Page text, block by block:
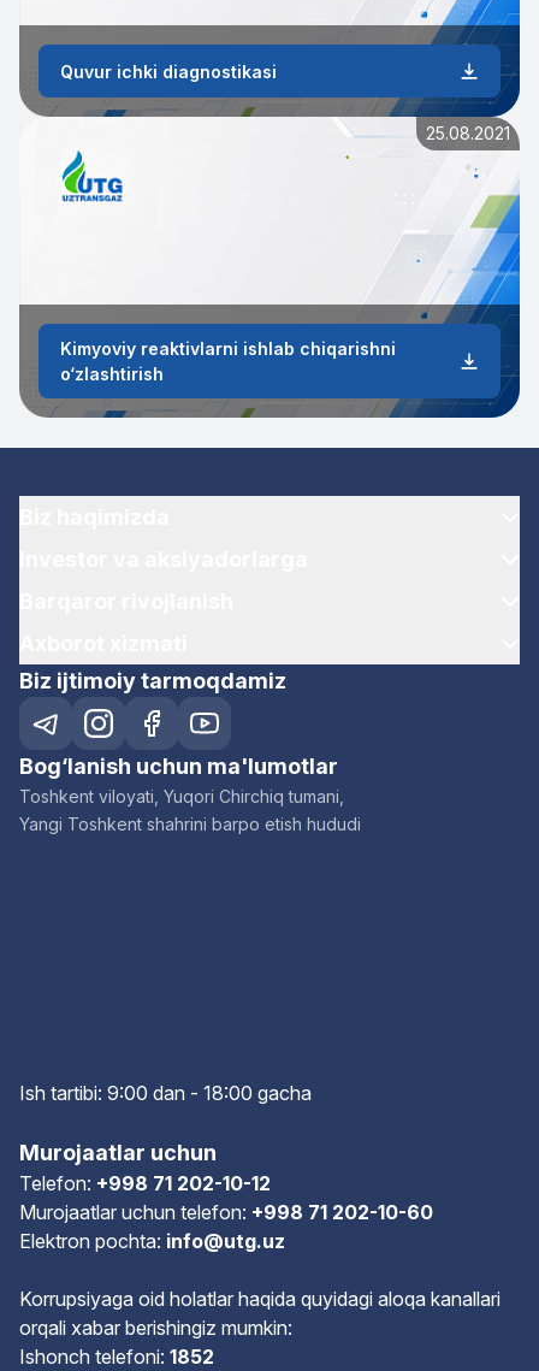
Quvur ichki diagnostikasi
25.08.2021
Kimyoviy reaktivlarni ishlab chiqarishni
o‘zlashtirish
Biz ijtimoiy tarmoqdamiz
Bog‘lanish uchun ma'lumotlar
Toshkent viloyati, Yuqori Chirchiq tumani,
Yangi Toshkent shahrini barpo etish hududi
Ish tartibi: 9:00 dan - 18:00 gacha
Murojaatlar uchun
Telefon: +998 71 202-10-12
Murojaatlar uchun telefon: +998 71 202-10-60
Elektron pochta: info@utg.uz
Korrupsiyaga oid holatlar haqida quyidagi aloqa kanallari
orqali xabar berishingiz mumkin:
Ishonch telefoni: 1852